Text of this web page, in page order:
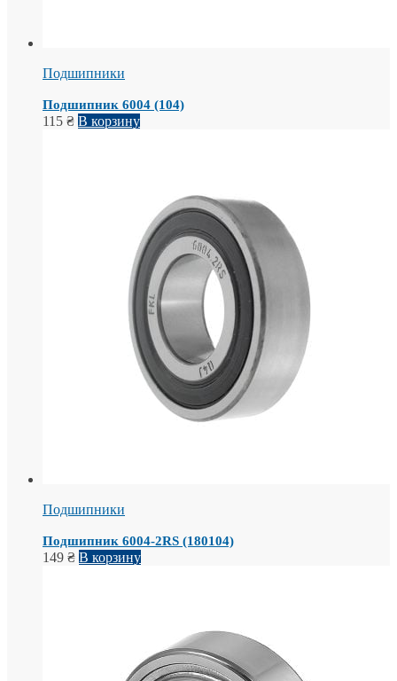
Подшипники
Подшипник 6004 (104)
115 ₴ В корзину
Подшипники
Подшипник 6004-2RS (180104)
149 ₴ В корзину